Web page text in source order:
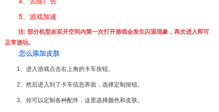
5、游戏加速
注: 部分机型在双开空间内第一次打开游戏会发生闪退现象，再次进入即可
正常游玩。
怎么添加皮肤
1、进入游戏点击右上角的卡车按钮。
2、然后进入到了卡车信息界面，选择定制按钮。
3、你可以定制各种配件，这里选择颜色和皮肤。